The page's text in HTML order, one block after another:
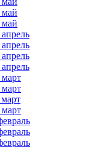
май
май